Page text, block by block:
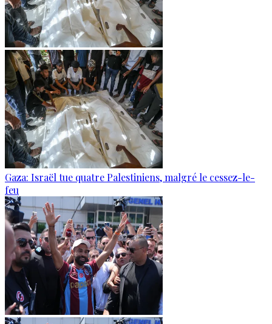
Gaza: Israël tue quatre Palestiniens, malgré le cessez-le-
feu